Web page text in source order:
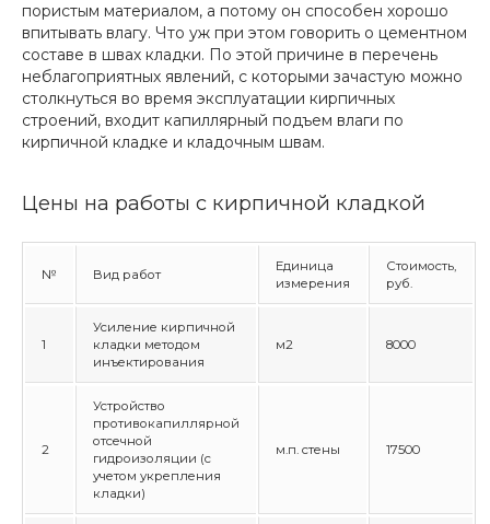
пористым материалом, а потому он способен хорошо
впитывать влагу. Что уж при этом говорить о цементном
составе в швах кладки. По этой причине в перечень
неблагоприятных явлений, с которыми зачастую можно
столкнуться во время эксплуатации кирпичных
строений, входит капиллярный подъем влаги по
кирпичной кладке и кладочным швам.
Цены на работы с кирпичной кладкой
№ Вид работ
Единица
измерения
Стоимость,
руб.
1
Усиление кирпичной
кладки методом
инъектирования
м2 8000
2
Устройство
противокапиллярной
отсечной
гидроизоляции (с
учетом укрепления
кладки)
м.п. стены 17500